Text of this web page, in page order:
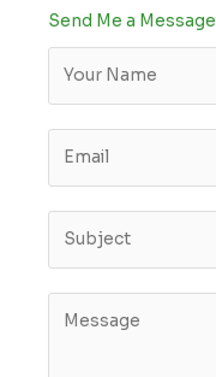
Send Me a Message